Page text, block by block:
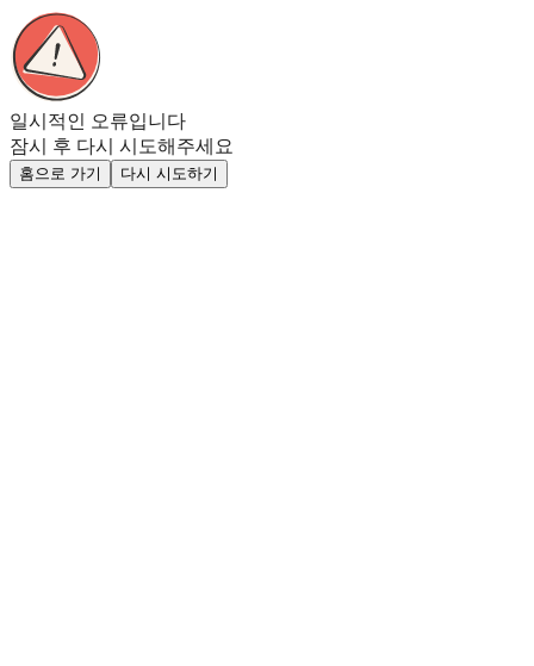
일시적인 오류입니다
잠시 후 다시 시도해주세요
홈으로 가기 다시 시도하기